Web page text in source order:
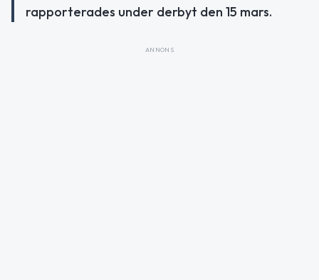
rapporterades under derbyt den 15 mars.
ANNONS